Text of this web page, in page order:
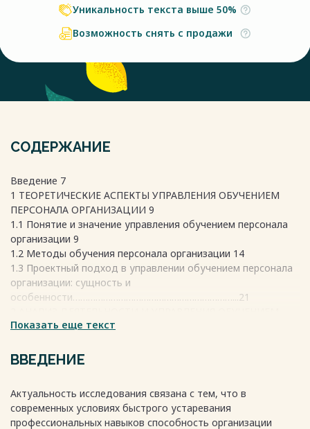
Уникальность текста выше 50%
Возможность снять с продажи
СОДЕРЖАНИЕ
Введение 7
1 ТЕОРЕТИЧЕСКИЕ АСПЕКТЫ УПРАВЛЕНИЯ ОБУЧЕНИЕМ
ПЕРСОНАЛА ОРГАНИЗАЦИИ 9
1.1 Понятие и значение управления обучением персонала
организации 9
1.2 Методы обучения персонала организации 14
1.3 Проектный подход в управлении обучением персонала
организации: сущность и
особенности………………………………………………………...21
ПЕРСОНАЛА ООО «МЕДСТАР-СЕРВИС» 28
организации 28
2.2 Оценка кадрового состава и структуры персонала
2.3 Характеристика управления обучением персонала
организации 42
Показать еще текст
ВВЕДЕНИЕ
Актуальность исследования связана с тем, что в
современных условиях быстрого устаревания
профессиональных навыков способность организации